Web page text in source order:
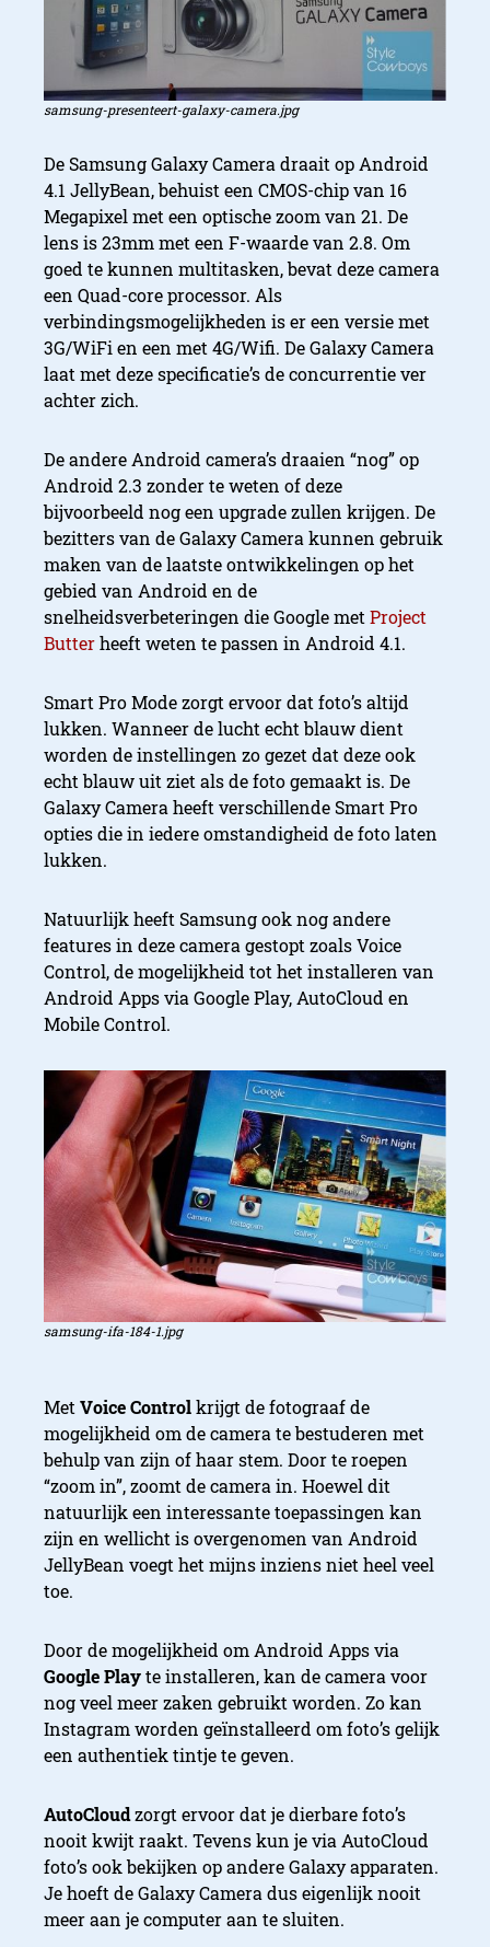
samsung-presenteert-galaxy-camera.jpg
De Samsung Galaxy Camera draait op Android
4.1 JellyBean, behuist een CMOS-chip van 16
Megapixel met een optische zoom van 21. De
lens is 23mm met een F-waarde van 2.8. Om
goed te kunnen multitasken, bevat deze camera
een Quad-core processor. Als
verbindingsmogelijkheden is er een versie met
3G/WiFi en een met 4G/Wifi. De Galaxy Camera
laat met deze specificatie’s de concurrentie ver
achter zich.
De andere Android camera’s draaien “nog” op
Android 2.3 zonder te weten of deze
bijvoorbeeld nog een upgrade zullen krijgen. De
bezitters van de Galaxy Camera kunnen gebruik
maken van de laatste ontwikkelingen op het
gebied van Android en de
snelheidsverbeteringen die Google metProject
Butterheeft weten te passen in Android 4.1.
Smart Pro Mode zorgt ervoor dat foto’s altijd
lukken. Wanneer de lucht echt blauw dient
worden de instellingen zo gezet dat deze ook
echt blauw uit ziet als de foto gemaakt is. De
Galaxy Camera heeft verschillende Smart Pro
opties die in iedere omstandigheid de foto laten
lukken.
Natuurlijk heeft Samsung ook nog andere
features in deze camera gestopt zoals Voice
Control, de mogelijkheid tot het installeren van
Android Apps via Google Play, AutoCloud en
Mobile Control.
samsung-ifa-184-1.jpg
Met Voice Controlkrijgt de fotograaf de
mogelijkheid om de camera te bestuderen met
behulp van zijn of haar stem. Door te roepen
“zoom in”, zoomt de camera in. Hoewel dit
natuurlijk een interessante toepassingen kan
zijn en wellicht is overgenomen van Android
JellyBean voegt het mijns inziens niet heel veel
toe.
Door de mogelijkheid om Android Apps via
Google Playte installeren, kan de camera voor
nog veel meer zaken gebruikt worden. Zo kan
Instagram worden geïnstalleerd om foto’s gelijk
een authentiek tintje te geven.
AutoCloudzorgt ervoor dat je dierbare foto’s
nooit kwijt raakt. Tevens kun je via AutoCloud
foto’s ook bekijken op andere Galaxy apparaten.
Je hoeft de Galaxy Camera dus eigenlijk nooit
meer aan je computer aan te sluiten.